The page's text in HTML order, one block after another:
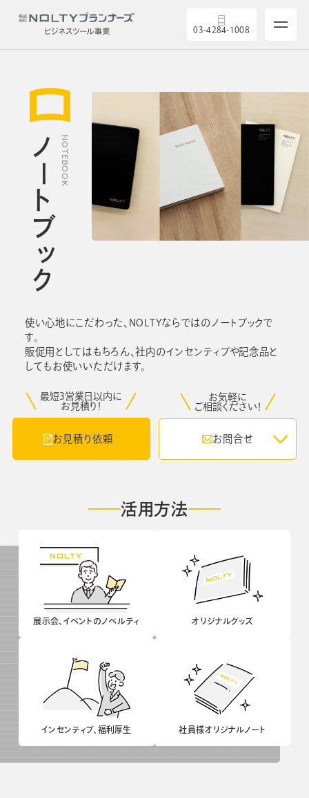
03-4284-1008
サービス
製品を探す
導入実績
セミナー
よくあるご質問
におけるSDGsの取組み
資料ダウンロード
会社情報グループ会社プライバシーポリシー 個人情報保護法
NOTEBOOK
ノートブック
使い心地にこだわった、NOLTYならではのノートブックで
す。
販促用としてはもちろん、社内のインセンティブや記念品と
してもお使いいただけます。
最短3営業日以内に
お見積り！
お見積り依頼
お気軽に
ご相談ください！
お問合せ
活用方法
展示会、イベントの ノベルティ オリジナルグッズ
インセンティブ、 福利厚生 社員様オリジナルノート